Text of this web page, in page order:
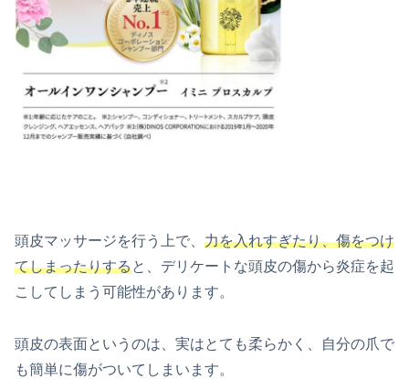
頭皮マッサージを行う上で、 力を入れすぎたり、傷をつけ
てしまったりすると、デリケートな頭皮の傷から炎症を起
こしてしまう可能性があります。
頭皮の表面というのは、実はとても柔らかく、自分の爪で
も簡単に傷がついてしまいます。